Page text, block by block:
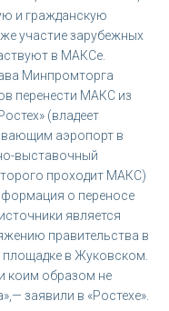
и гражданскую
участие зарубежных
в МАКСе.
Минпромторга
перенести МАКС из
(владеет
аэропорт в
выставочный
проходит МАКС)
о переносе
является
правительства в
в Жуковском.
коим образом не
заявили в «Ростехе».